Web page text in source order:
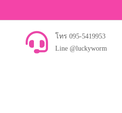
โทร 095-5419953
Line @luckyworm